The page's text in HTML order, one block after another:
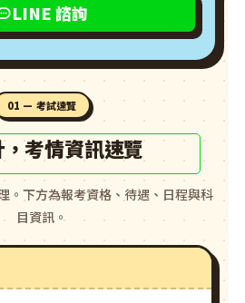
LINE 諮詢
01 — 考試速覽
考情資訊速覽
。下方為報考資格、待遇、日程與科
目資訊。